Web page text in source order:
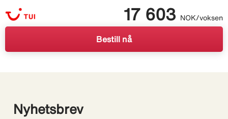
17 603 NOK/voksen
Bestill nå
Nyhetsbrev